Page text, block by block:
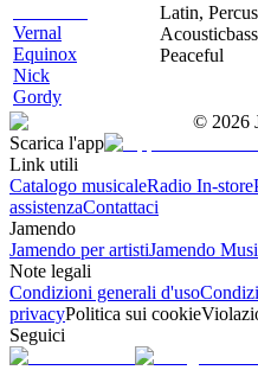
Vernal
Equinox
Nick
Gordy
Latin,
Peaceful
© 2026
Scarica l'app
Link utili
Catalogo musicaleRadio In-store
assistenzaContattaci
Jamendo
Jamendo per artistiJamendo
Note legali
Condizioni generali d'uso
privacyPolitica sui cookie
Seguici